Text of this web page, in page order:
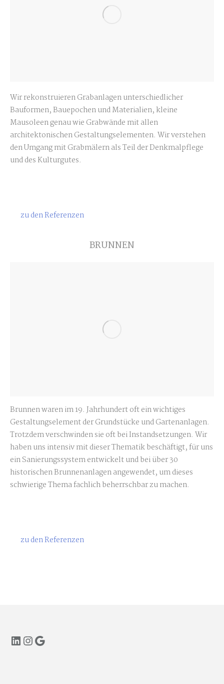
Wir rekonstruieren Grabanlagen unterschiedlicher
Bauformen, Bauepochen und Materialien, kleine
Mausoleen genau wie Grabwände mit allen
architektonischen Gestaltungselementen. Wir verstehen
den Umgang mit Grabmälern als Teil der Denkmalpflege
und des Kulturgutes.
zu den Referenzen
BRUNNEN
Brunnen waren im 19. Jahrhundert oft ein wichtiges
Gestaltungselement der Grundstücke und Gartenanlagen.
Trotzdem verschwinden sie oft bei Instandsetzungen. Wir
haben uns intensiv mit dieser Thematik beschäftigt, für uns
ein Sanierungssystem entwickelt und bei über 30
historischen Brunnenanlagen angewendet, um dieses
schwierige Thema fachlich beherrschbar zu machen.
zu den Referenzen
LinkedIn InstagramGoogle